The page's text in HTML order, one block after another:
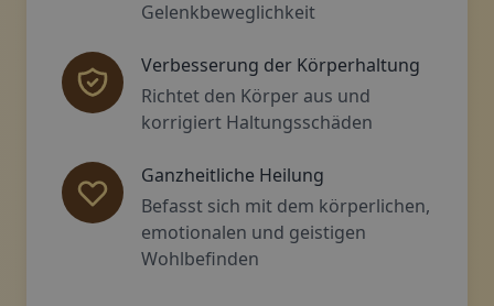
Gelenkbeweglichkeit
Verbesserung der Körperhaltung
Richtet den Körper aus und
korrigiert Haltungsschäden
Ganzheitliche Heilung
Befasst sich mit dem körperlichen,
emotionalen und geistigen
Wohlbefinden